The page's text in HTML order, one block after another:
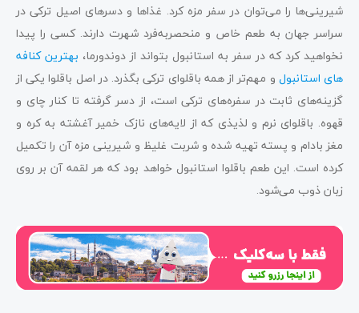
شیرینی‌ها را می‌توان در سفر مزه کرد. غذاها و دسرهای اصیل ترکی در
سراسر جهان به طعم خاص و منحصر‌به‌فرد شهرت دارند. کسی را پیدا
نخواهید کرد که در سفر به استانبول بتواند از دوندورما، بهترین کنافه
های استانبول و مهم‌تر از همه باقلوای ترکی بگذرد. در اصل باقلوا یکی از
گزینه‌های ثابت در سفره‌های ترکی است، از دسر گرفته تا کنار چای و
قهوه. باقلوای نرم و لذیذی که از لایه‌های نازک خمیر آغشته به کره و
مغز بادام و پسته تهیه شده و شربت غلیظ و شیرینی مزه آن را تکمیل
کرده است. این طعم باقلوا استانبول خواهد بود که هر لقمه آن بر روی
زبان ذوب می‌شود.